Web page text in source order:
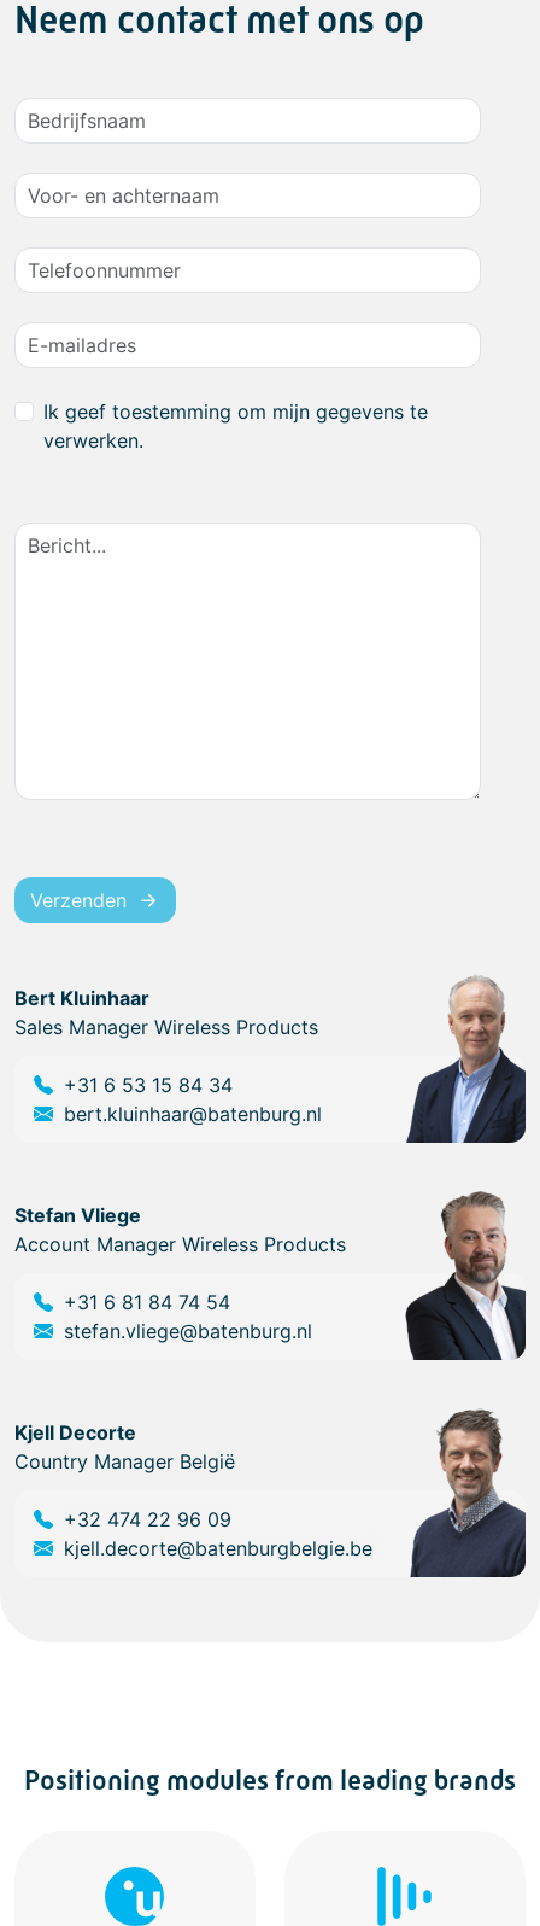
Neem contact met ons op
Ik geef toestemming om mijn gegevens te
verwerken.
Verzenden
Bert Kluinhaar
Sales Manager Wireless Products
+31 6 53 15 84 34
bert.kluinhaar@batenburg.nl
Stefan Vliege
Account Manager Wireless Products
+31 6 81 84 74 54
stefan.vliege@batenburg.nl
Kjell Decorte
Country Manager België
+32 474 22 96 09
kjell.decorte@batenburgbelgie.be
Positioning modules from leading brands